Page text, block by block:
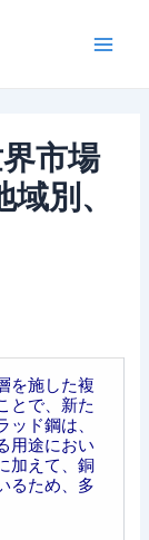
市場
別、
を施した複
とで、新た
ド鋼は、
用途におい
加えて、銅
るため、多